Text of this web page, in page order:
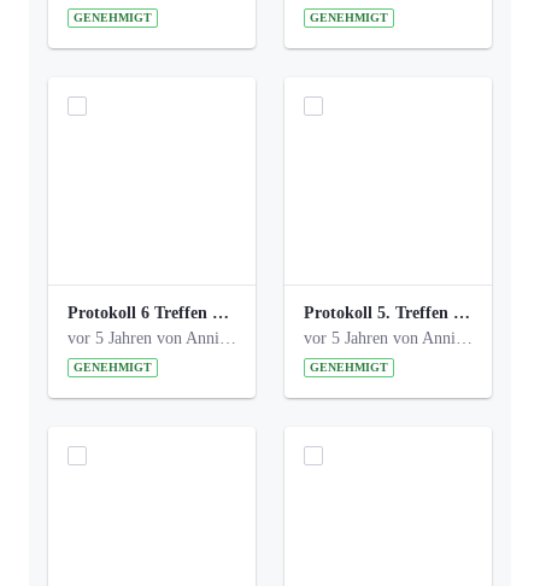
GENEHMIGT GENEHMIGT
Protokoll 6 Treffen 20150205 AG Bismarckplatz.pdf
vor 5 Jahren von Anni Schlumberger
GENEHMIGT
Protokoll 5. Treffen 20141208 AG Bismarkplatz.pdf
vor 5 Jahren von Anni Schlumberger
GENEHMIGT